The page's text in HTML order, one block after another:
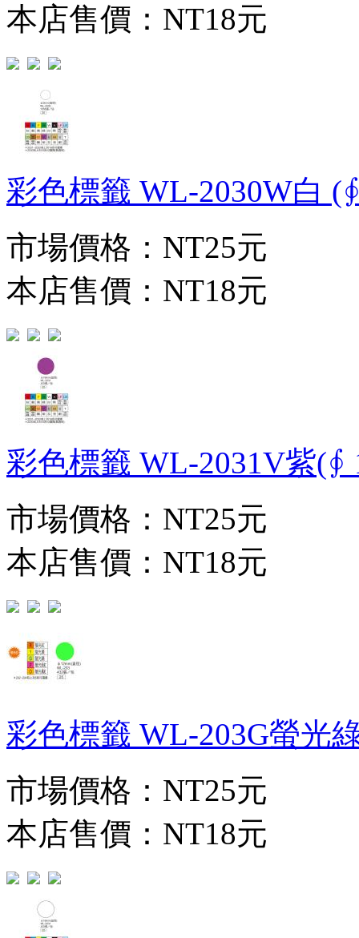
本店售價： NT18元
彩色標籤 WL-2030W白
市場價格： NT25元
本店售價： NT18元
彩色標籤 WL-2031V紫(∮
市場價格： NT25元
本店售價： NT18元
彩色標籤 WL-203G螢光
市場價格： NT25元
本店售價： NT18元